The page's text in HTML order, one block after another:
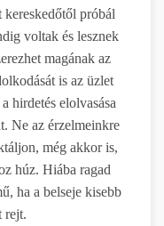
próbál
voltak és lesznek
magának az
is az üzlet
hirdetés elolvasása
Ne az érzelmeinkre
még akkor is,
húz. Hiába ragad
ha a belseje kisebb
rejt.